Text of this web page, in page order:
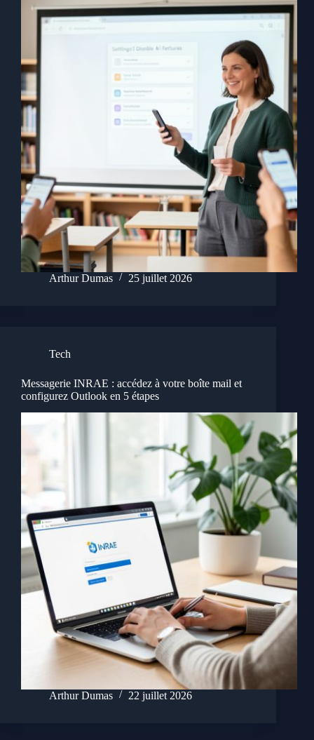
Arthur Dumas 25 juillet 2026
Tech
Messagerie INRAE : accédez à votre boîte mail et
configurez Outlook en 5 étapes
Arthur Dumas 22 juillet 2026